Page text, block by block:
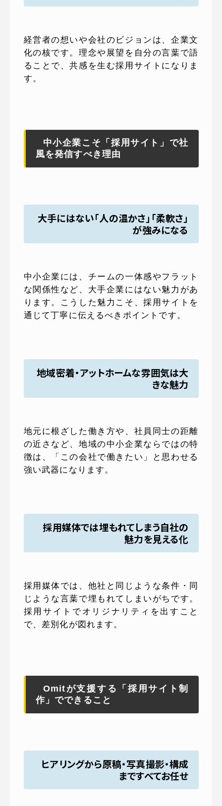
経営者の想いや会社のビジョンは、企業文
化の核です。理念や展望を自分の言葉で語
ることで、共感を生む採用サイトになりま
す。
中小企業こそ「採用サイト」で社
風を発信すべき理由
大手にはない「人の温かさ」「柔軟さ」
が強みになる
中小企業には、チームの一体感やフラット
な関係性など、大手企業にはない魅力があ
ります。こうした魅力こそ、採用サイトを
通じて丁寧に伝えるべきポイントです。
地域密着・アットホームな雰囲気は大
きな魅力
地元に根ざした働き方や、社員同士の距離
の近さなど、地域の中小企業ならではの特
徴は、「この会社で働きたい」と思わせる
強い武器になります。
採用媒体では埋もれてしまう自社の
魅力を見える化
採用媒体では、他社と同じような条件・同
じような言葉で埋もれてしまいがちです。
採用サイトでオリジナリティを出すこと
で、差別化が図れます。
Omitが支援する「採用サイト制
作」でできること
ヒアリングから原稿・写真撮影・構成
まですべてお任せ